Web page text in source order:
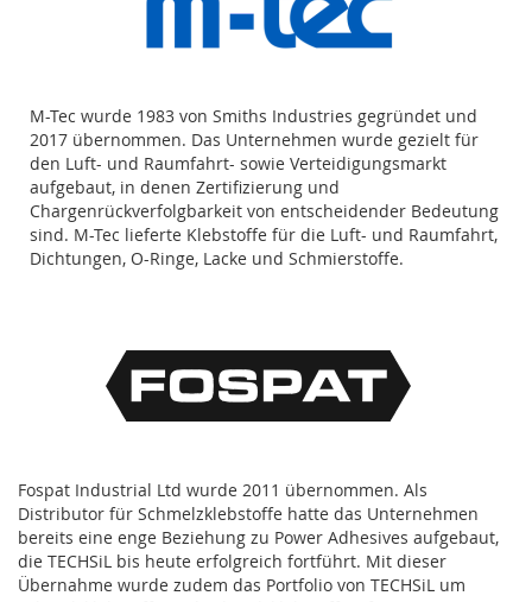
M-Tec wurde 1983 von Smiths Industries gegründet und
2017 übernommen. Das Unternehmen wurde gezielt für
den Luft- und Raumfahrt- sowie Verteidigungsmarkt
aufgebaut, in denen Zertifizierung und
Chargenrückverfolgbarkeit von entscheidender Bedeutung
sind. M-Tec lieferte Klebstoffe für die Luft- und Raumfahrt,
Dichtungen, O-Ringe, Lacke und Schmierstoffe.
Fospat Industrial Ltd wurde 2011 übernommen. Als
Distributor für Schmelzklebstoffe hatte das Unternehmen
bereits eine enge Beziehung zu Power Adhesives aufgebaut,
die TECHSiL bis heute erfolgreich fortführt. Mit dieser
Übernahme wurde zudem das Portfolio von TECHSiL um